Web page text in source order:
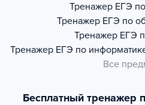
Тренажер ЕГЭ
Тренажер ЕГЭ по
Тренажер ЕГЭ
Тренажер ЕГЭ по
Все
Бесплатный тренажер